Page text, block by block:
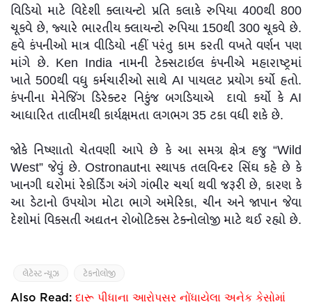
વિડિયો માટે વિદેશી ક્લાયન્ટો પ્રતિ કલાકે રુપિયા 400થી 800
ચૂકવે છે, જ્યારે ભારતીય ક્લાયન્ટો રુપિયા 150થી 300 ચૂકવે છે.
હવે કંપનીઓ માત્ર વીડિયો નહીં પરંતુ કામ કરતી વખતે વર્ણન પણ
માંગે છે. Ken India નામની ટેક્સટાઇલ કંપનીએ મહારાષ્ટ્રમાં
ખાતે 500થી વધુ કર્મચારીઓ સાથે AI પાયલટ પ્રયોગ કર્યો હતો.
કંપનીના મેનેજિંગ ડિરેક્ટર નિકુંજ બગડિયાએ દાવો કર્યો કે AI
આધારિત તાલીમથી કાર્યક્ષમતા લગભગ 35 ટકા વધી શકે છે.
જોકે નિષ્ણાતો ચેતવણી આપે છે કે આ સમગ્ર ક્ષેત્ર હજુ “Wild
West” જેવું છે. Ostronautના સ્થાપક તલવિન્દર સિંઘ કહે છે કે
ખાનગી ઘરોમાં રેકોર્ડિંગ અંગે ગંભીર ચર્ચા થવી જરૂરી છે, કારણ કે
આ ડેટાનો ઉપયોગ મોટા ભાગે અમેરિકા, ચીન અને જાપાન જેવા
દેશોમાં વિકસતી અદ્યતન રોબોટિક્સ ટેક્નોલોજી માટે થઈ રહ્યો છે.
લેટેસ્ટ ન્યૂઝ ટેકનોલોજી
Also Read: દારૂ પીધાના આરોપસર નોંધાયેલા અનેક કેસોમાં